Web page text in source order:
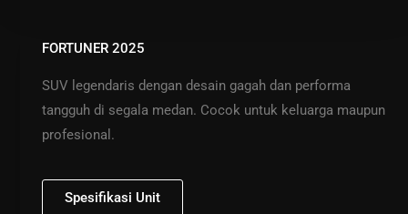
FORTUNER 2025
SUV legendaris dengan desain gagah dan performa
tangguh di segala medan. Cocok untuk keluarga maupun
profesional.
Spesifikasi Unit